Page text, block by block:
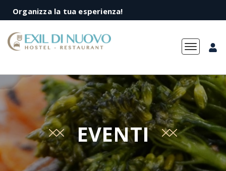
Organizza la tua esperienza!
Toggle
EVENTI